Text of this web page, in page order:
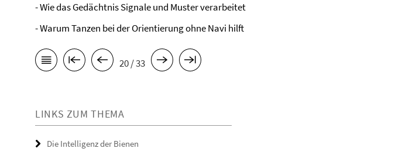
- Wie das Gedächtnis Signale und Muster verarbeitet
- Warum Tanzen bei der Orientierung ohne Navi hilft
20 / 33
LINKS ZUM THEMA
Die Intelligenz der Bienen